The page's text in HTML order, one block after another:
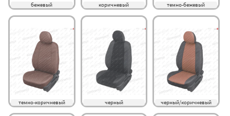
бежевый коричневый темно-бежевый
темно-коричневый черный черный/коричневый